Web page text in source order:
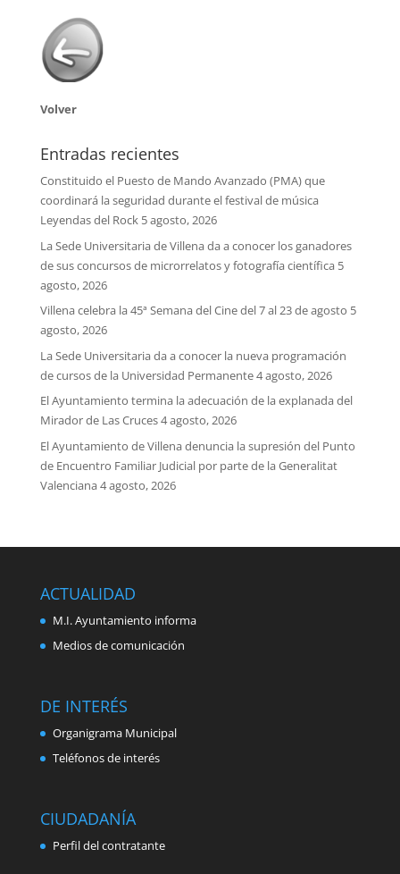
Volver
Entradas recientes
Constituido el Puesto de Mando Avanzado (PMA) que
coordinará la seguridad durante el festival de música
Leyendas del Rock 5 agosto, 2026
La Sede Universitaria de Villena da a conocer los ganadores
de sus concursos de microrrelatos y fotografía científica 5
agosto, 2026
Villena celebra la 45ª Semana del Cine del 7 al 23 de agosto 5
agosto, 2026
La Sede Universitaria da a conocer la nueva programación
de cursos de la Universidad Permanente4 agosto, 2026
El Ayuntamiento termina la adecuación de la explanada del
Mirador de Las Cruces4 agosto, 2026
El Ayuntamiento de Villena denuncia la supresión del Punto
de Encuentro Familiar Judicial por parte de la Generalitat
Valenciana4 agosto, 2026
ACTUALIDAD
M.I. Ayuntamiento informa
Medios de comunicación
DE INTERÉS
Organigrama Municipal
Teléfonos de interés
CIUDADANÍA
Perfil del contratante